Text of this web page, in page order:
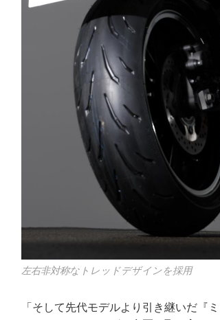
左右非対称なトレッドデザインを採用
「そして先代モデルより引き継いだ『